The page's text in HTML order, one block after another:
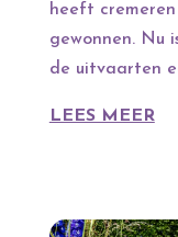
heeft
gewonnen. Nu
de uitvaarten
LEES MEER